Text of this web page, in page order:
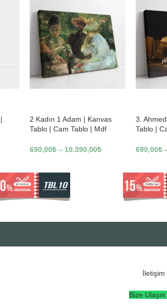
2 Kadın 1 Adam | Kanvas
Tablo | Cam Tablo | Mdf
690,00₺ – 10.390,00₺
3.
Tablo |
690,00₺
İletişim
Bize Ulaşın